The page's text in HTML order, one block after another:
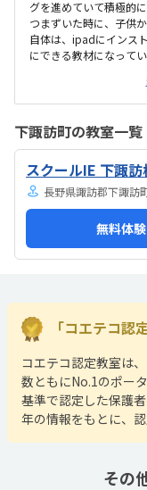
グを進めていて積極的
つまずいた時に、子供
自体は、ipadにインス
にできる教材になって
ないので子供の話だが
プログラミングで作っ
いみたい。駅からは徒
は路上駐車になります
なら行けると思います
からないが、入り口や
すい感じがします。ひ
下諏訪町の教室一覧
スクールIE 下諏訪
長野県諏訪郡下諏訪
無料体
「コエテコ認
コエテコ認定教室は
数ともにNo.1のポー
基準で認定した保護
年の情報をもとに、
その